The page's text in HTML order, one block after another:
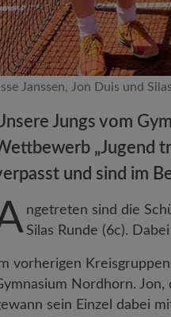
Janssen, Jon Duis und
Jungs vom
„Jugend
und sind im
ngetreten sind die
Silas Runde (6c).
vorherigen
Nordhorn.
sein Einzel dabei